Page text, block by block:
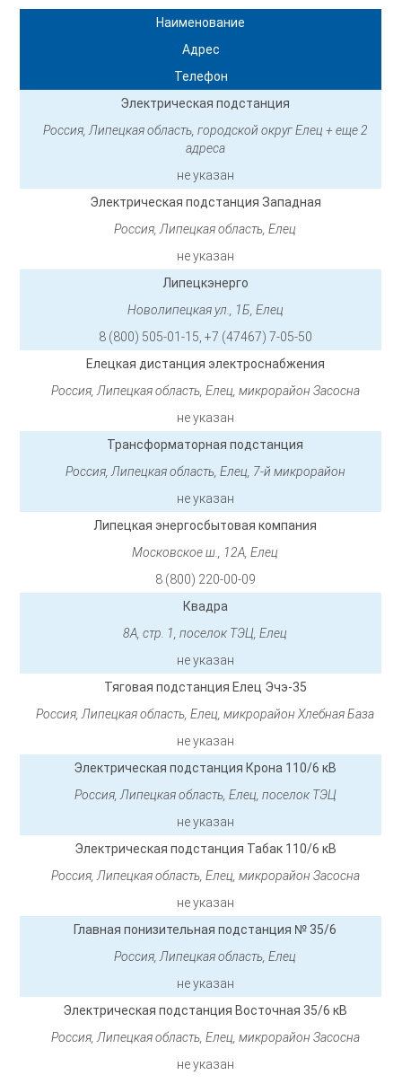
Наименование
Адрес
Телефон
Электрическая подстанция
Россия, Липецкая область, городской округ Елец + еще 2
адреса
не указан
Электрическая подстанция Западная
Россия, Липецкая область, Елец
не указан
Липецкэнерго
Новолипецкая ул., 1Б, Елец
8 (800) 505-01-15, +7 (47467) 7-05-50
Елецкая дистанция электроснабжения
Россия, Липецкая область, Елец, микрорайон Засосна
не указан
Трансформаторная подстанция
Россия, Липецкая область, Елец, 7-й микрорайон
не указан
Липецкая энергосбытовая компания
Московское ш., 12А, Елец
8 (800) 220-00-09
Квадра
8А, стр. 1, поселок ТЭЦ, Елец
не указан
Тяговая подстанция Елец Эчэ-35
Россия, Липецкая область, Елец, микрорайон Хлебная База
не указан
Электрическая подстанция Крона 110/6 кВ
Россия, Липецкая область, Елец, поселок ТЭЦ
не указан
Электрическая подстанция Табак 110/6 кВ
Россия, Липецкая область, Елец, микрорайон Засосна
не указан
Главная понизительная подстанция № 35/6
Россия, Липецкая область, Елец
не указан
Электрическая подстанция Восточная 35/6 кВ
Россия, Липецкая область, Елец, микрорайон Засосна
не указан